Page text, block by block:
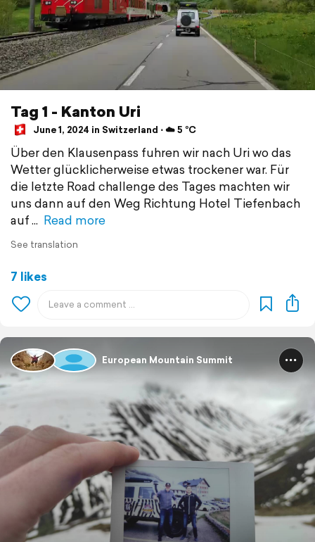
Tag 1 - Kanton Uri
June 1, 2024 in Switzerland ⋅ ☁️ 5 °C
Über den Klausenpass fuhren wir nach Uri wo das
Wetter glücklicherweise etwas trockener war. Für
die letzte Road challenge des Tages machten wir
uns dann auf den Weg Richtung Hotel Tiefenbach
auf
Read more
See translation
7 likes
European Mountain Summit